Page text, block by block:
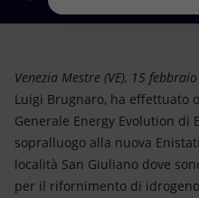
Modello satellitare
Innovazione
Scenari energetici
Attività nel mondo
Venezia Mestre (VE), 15
Luigi Brugnaro, ha effettuato
Generale Energy Evolution di
sopralluogo alla nuova
località San Giuliano dove
per il rifornimento di